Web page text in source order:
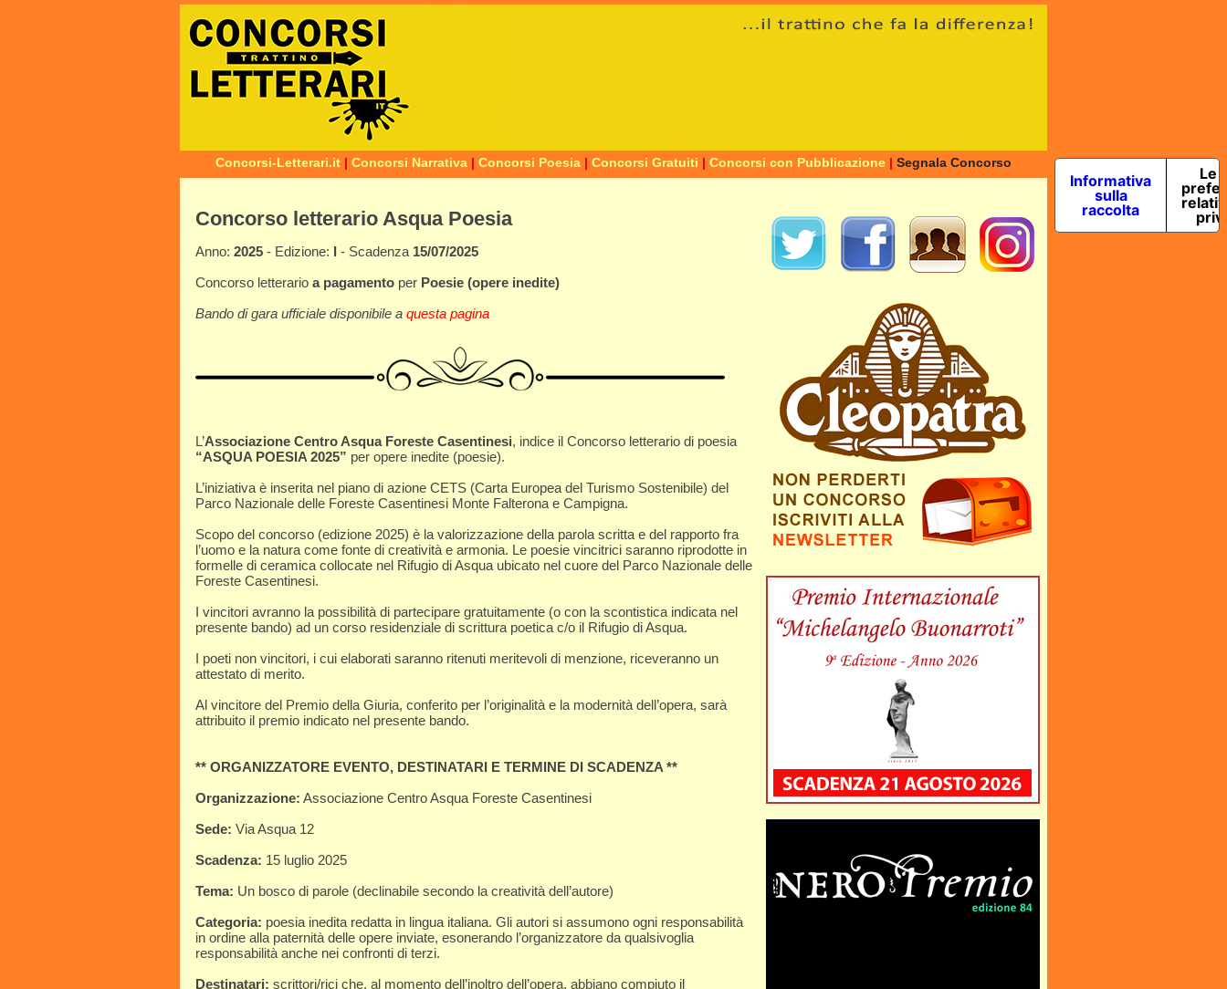
Concorsi-Letterari.it | Concorsi Narrativa | Concorsi Poesia | Concorsi Gratuiti | Concorsi con Pubblicazione | Segnala Concorso
Concorso letterario Asqua Poesia
Anno: 2025 - Edizione: - Scadenza 15/07/2025
Concorso letterario a pagamento per Poesie (opere inedite)
Bando di gara ufficiale disponibile a questa pagina
L’Associazione Centro Asqua Foreste Casentinesi, indice il Concorso letterario di poesia
“ASQUA POESIA 2025” per opere inedite (poesie).
L’iniziativa è inserita nel piano di azione CETS (Carta Europea del Turismo Sostenibile) del
Parco Nazionale delle Foreste Casentinesi Monte Falterona e Campigna.
Scopo del concorso (edizione 2025) è la valorizzazione della parola scritta e del rapporto fra
l’uomo e la natura come fonte di creatività e armonia. Le poesie vincitrici saranno riprodotte in
formelle di ceramica collocate nel Rifugio di Asqua ubicato nel cuore del Parco Nazionale delle
Foreste Casentinesi.
I vincitori avranno la possibilità di partecipare gratuitamente (o con la scontistica indicata nel
presente bando) ad un corso residenziale di scrittura poetica c/o il Rifugio di Asqua.
I poeti non vincitori, i cui elaborati saranno ritenuti meritevoli di menzione, riceveranno un
attestato di merito.
Al vincitore del Premio della Giuria, conferito per l’originalità e la modernità dell’opera, sarà
attribuito il premio indicato nel presente bando.
** ORGANIZZATORE EVENTO, DESTINATARI E TERMINE DI SCADENZA **
Organizzazione: Associazione Centro Asqua Foreste Casentinesi
Sede: Via Asqua 12
Scadenza: 15 luglio 2025
Tema: Un bosco di parole (declinabile secondo la creatività dell’autore)
Categoria: poesia inedita redatta in lingua italiana. Gli autori si assumono ogni responsabilità
in ordine alla paternità delle opere inviate, esonerando l’organizzatore da qualsivoglia
responsabilità anche nei confronti di terzi.
Destinatari: scrittori/rici che, al momento dell’inoltro dell’opera, abbiano compiuto il
Informativa
sulla
raccolta
Le